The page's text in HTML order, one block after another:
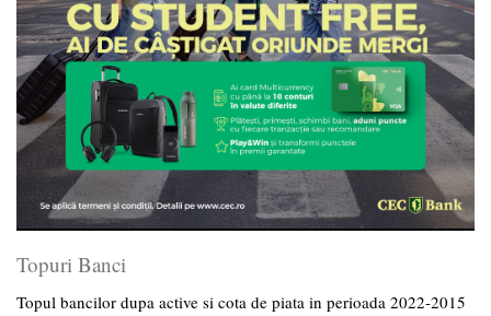
Topuri Banci
Topul bancilor dupa active si cota de piata in perioada 2022-2015